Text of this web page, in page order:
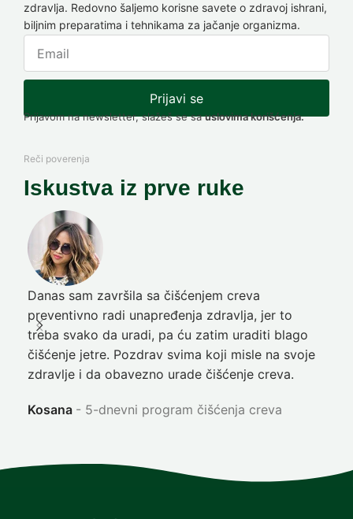
zdravlja. Redovno šaljemo korisne savete o zdravoj ishrani,
biljnim preparatima i tehnikama za jačanje organizma.
Prijavi se
Prijavom na newsletter, slažeš se sauslovima korišćenja.
Reči poverenja
Iskustva iz prve ruke
Danas sam završila sa čišćenjem creva
preventivno radi unapređenja zdravlja, jer to
treba svako da uradi, pa ću zatim uraditi blago
čišćenje jetre. Pozdrav svima koji misle na svoje
zdravlje i da obavezno urade čišćenje creva.
Kosana 5-dnevni program čišćenja creva